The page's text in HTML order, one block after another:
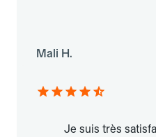
Mali H.
Je suis très